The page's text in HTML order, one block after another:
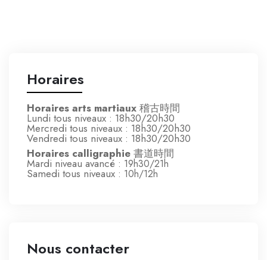
Horaires
Horaires arts martiaux 稽古時間
Lundi tous niveaux : 18h30/20h30
Mercredi tous niveaux : 18h30/20h30
Vendredi tous niveaux : 18h30/20h30
Horaires calligraphie 書道時間
Mardi niveau avancé : 19h30/21h
Samedi tous niveaux : 10h/12h
Nous contacter